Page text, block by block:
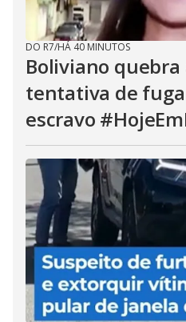
DO R7/HÁ 40 MINUTOS
Boliviano
tentativa de
escravo